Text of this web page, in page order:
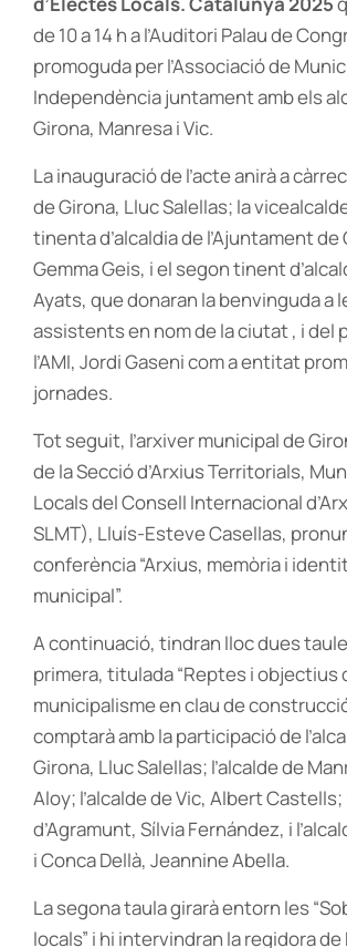
de 10 a 14 h a l’Auditori Palau de
promoguda per l’Associació de
Independència juntament amb els
Girona, Manresa i Vic.
La inauguració de l’acte anirà a
de Girona, Lluc Salellas; la
tinenta d’alcaldia de l’Ajuntament de
Gemma Geis, i el segon tinent
Ayats, que donaran la benvinguda a
assistents en nom de la ciutat , i del
l’AMI, Jordi Gaseni com a entitat
jornades.
Tot seguit, l’arxiver municipal de
de la Secció d’Arxius Territorials,
Locals del Consell Internacional
SLMT), Lluís-Esteve Casellas,
conferència “Arxius, memòria i
municipal”.
A continuació, tindran lloc dues
primera, titulada “Reptes i objectius
municipalisme en clau de
comptarà amb la participació de
Girona, Lluc Salellas; l’alcalde de
Aloy; l’alcalde de Vic, Albert Castells;
d’Agramunt, Sílvia Fernández, i
i Conca Dellà, Jeannine Abella.
La segona taula girarà entorn les
locals” i hi intervindran la regidora